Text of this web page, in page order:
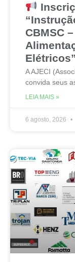
CBMSC
Elétricos”
A AJECI
convida seus
LEIA MAIS »
6 agosto, 2026